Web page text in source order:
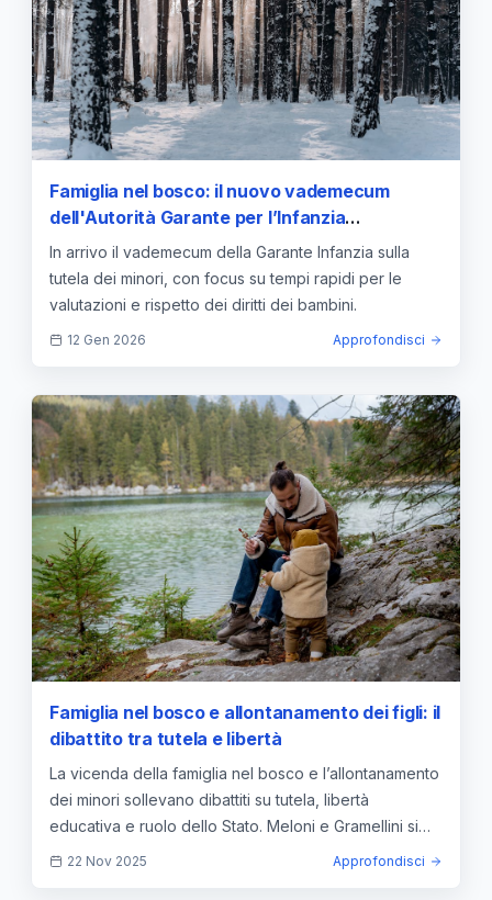
Famiglia nel bosco: il nuovo vademecum
dell'Autorità Garante per l’Infanzia
sull’allontanamento dei minori
In arrivo il vademecum della Garante Infanzia sulla
tutela dei minori, con focus su tempi rapidi per le
valutazioni e rispetto dei diritti dei bambini.
12 Gen 2026 Approfondisci
Famiglia nel bosco e allontanamento dei figli: il
dibattito tra tutela e libertà
La vicenda della famiglia nel bosco e l’allontanamento
dei minori sollevano dibattiti su tutela, libertà
educativa e ruolo dello Stato. Meloni e Gramellini si
confrontano sui tempi di intervento.
22 Nov 2025 Approfondisci